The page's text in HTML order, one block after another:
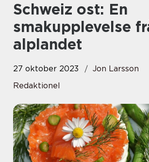
Schweiz ost: En
smakupplevelse
alplandet
27 oktober 2023
Jon Larsson
Redaktionel